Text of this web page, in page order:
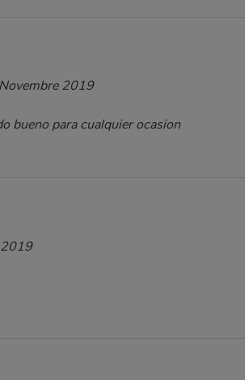
2019
bueno para cualquier ocasion